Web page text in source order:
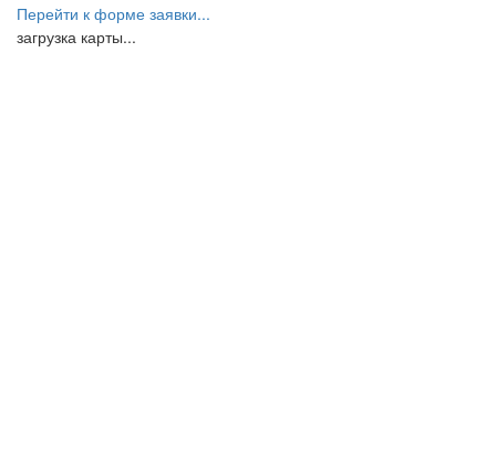
Перейти к форме заявки...
загрузка карты...